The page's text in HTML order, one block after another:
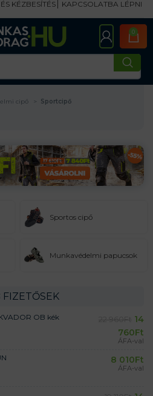
KÉZBESÍTÉS KAPCSOLATBA LÉPNI
0
cipő Sportcipő
Sportos cipő
Munkavédelmi papucsok
OB kék
14
760Ft
ÁFA-val
8 010Ft
ÁFA-val